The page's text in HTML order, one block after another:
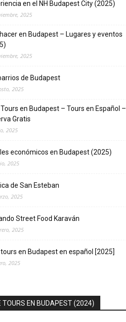
en el NH Budapest City (2025)
2025
en Budapest – Lugares y eventos
2025
de Budapest
2025
Tours en Budapest – Tours en Español –
Gratis
2025
económicos en Budapest (2025)
2025
de San Esteban
2025
Street Food Karaván
2025
tours en Budapest en español [2025]
2025
TOURS EN BUDAPEST (2024)